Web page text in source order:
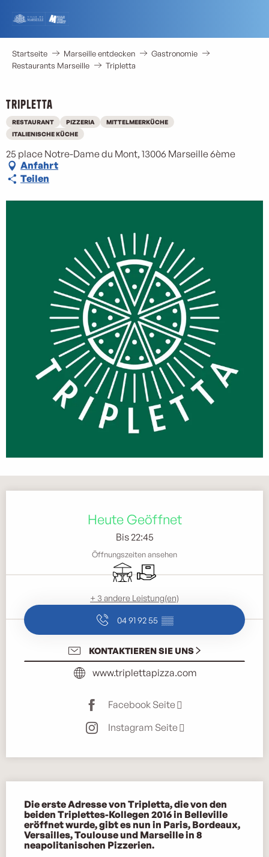
contenu
principal
Startseite Marseille entdecken
Gastronomie
Restaurants Marseille
Tripletta
Tripletta
RESTAURANT PIZZERIA
MITTELMEERKÜCHE
ITALIENISCHE KÜCHE
25 place Notre-Dame du Mont, 13006 Marseille 6ème
Anfahrt
Teilen
Heute Geöffnet
Bis 22:45
Öffnungszeiten ansehen
TerrasseLieferung
+ 3 andere Leistung(en)
04 91 92 55 ▒▒
KONTAKTIEREN SIE UNS
www.triplettapizza.com
Facebook Seite
Instagram Seite
Die erste Adresse von Tripletta, die von den
beiden Triplettes-Kollegen 2016 in Belleville
eröffnet wurde, gibt es nun in Paris, Bordeaux,
Versailles, Toulouse und Marseille in 8
neapolitanischen Pizzerien.